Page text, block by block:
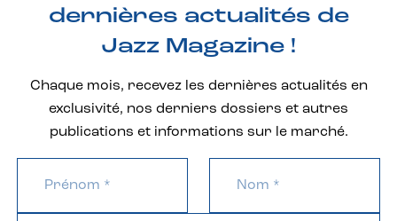
dernières actualités de
Jazz Magazine !
Chaque mois, recevez les dernières actualités en
exclusivité, nos derniers dossiers et autres
publications et informations sur le marché.